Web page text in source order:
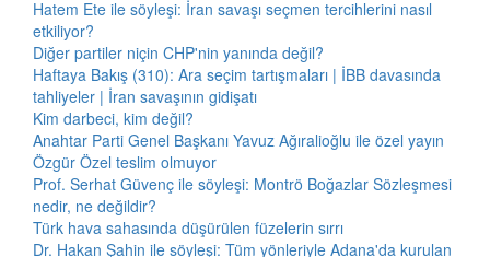
Hatem Ete ile söyleşi: İran savaşı seçmen tercihlerini nasıl
etkiliyor?
Diğer partiler niçin CHP'nin yanında değil?
Haftaya Bakış (310): Ara seçim tartışmaları | İBB davasında
tahliyeler | İran savaşının gidişatı
Kim darbeci, kim değil?
Anahtar Parti Genel Başkanı Yavuz Ağıralioğlu ile özel yayın
Özgür Özel teslim olmuyor
Prof. Serhat Güvenç ile söyleşi: Montrö Boğazlar Sözleşmesi
nedir, ne değildir?
Türk hava sahasında düşürülen füzelerin sırrı
Dr. Hakan Şahin ile söyleşi: Tüm yönleriyle Adana'da kurulan